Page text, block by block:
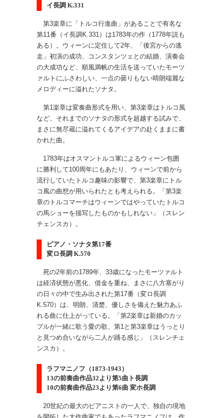
イ長調 K.331
第3楽章に「トルコ行進曲」があることで有名な
第11番（イ長調K.331）は1783年の作（1778年説も
ある）。ウィーンに定住して2年、「後宮からの逃
走」初演の成功、コンスタンツェとの結婚、演奏会
の大成功など、順風満帆の生活を送っていたモーツ
ァルトにふさわしい、一点の曇りもない晴朗端麗な
メロディーに溢れたソナタ。
第1楽章は変奏曲形式を用い、第3楽章はトルコ風
など、それまでのソナタの形式を超越する試みで、
まさに無尽蔵に溢れてくるアイデアの赴くままに書
かれた曲。
1783年はオスマントルコ軍によるウィーン包囲
に勝利して100周年にもあたり、ウィーンで前から
流行していたトルコ趣味の影響で、第3楽章にトル
コ風の曲想が用いられたとも考えられる。「第3楽
章のトルコマーチはウィーンではやっていたトルコ
の馬ショーを描写したものかもしれない」（スレン
チェンスカ）。
ピアノ・ソナタ第17番
変ロ長調 K.570
死の2年前の1789年、33歳になったモーツァルト
は経済状態が悪化、借金を重ね、まさに八方塞がり
の日々の中で生み出された第17番（変ロ長調
K.570）は、明朗、清楚、優しさを備えた魅力あふ
れる曲に仕上がっている。「第2楽章は新婚のカッ
プルが一緒に歌う愛の歌、第1と第3楽章はうっとり
と見つめ合いながら二人が踊る感じ」（スレンチェ
ンスカ）。
ラフマニノフ（1873-1943）
13の前奏曲作品32より第5曲ト長調
10の前奏曲作品23より第6曲 変ホ長調
20世紀の最大のピアニストの一人で、独自の境地